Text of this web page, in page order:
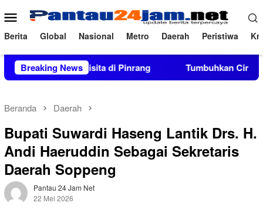
ke
konten
Menu
Mobile
Berita Global Nasional Metro Daerah Peristiwa
Breaking News
8 Ton Disita di Pinrang Tumbuhkan Cinta Tanah
Beranda Daerah
Bupati Suwardi Haseng Lantik Drs. H.
Andi Haeruddin Sebagai Sekretaris
Daerah Soppeng
Pantau 24 Jam Net
22 Mei 2026